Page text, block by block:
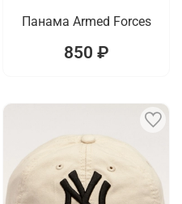
Панама Armed Forces
850 ₽